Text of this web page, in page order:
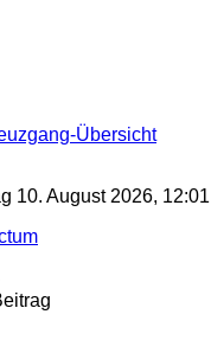
Übersicht
10. August 2026, 12:01